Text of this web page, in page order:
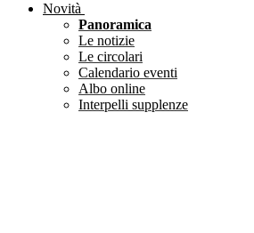
Novità
Panoramica
Le notizie
Le circolari
Calendario eventi
Albo online
Interpelli supplenze